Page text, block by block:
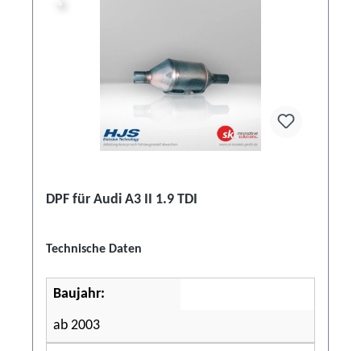
DPF für Audi A3 II 1.9 TDI
Technische Daten
Baujahr:
ab 2003